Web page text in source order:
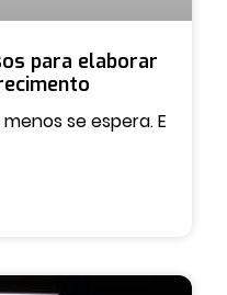
para elaborar
se espera. E